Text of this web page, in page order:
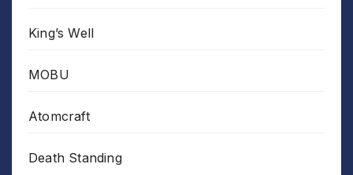
King’s Well
MOBU
Atomcraft
Death Standing